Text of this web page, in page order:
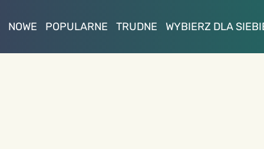
NOWE POPULARNE TRUDNE WYBIERZ DLA